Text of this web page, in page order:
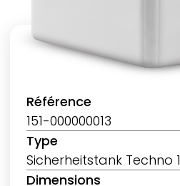
Référence
151-000000013
Type
Sicherheitstank Techno
Dimensions